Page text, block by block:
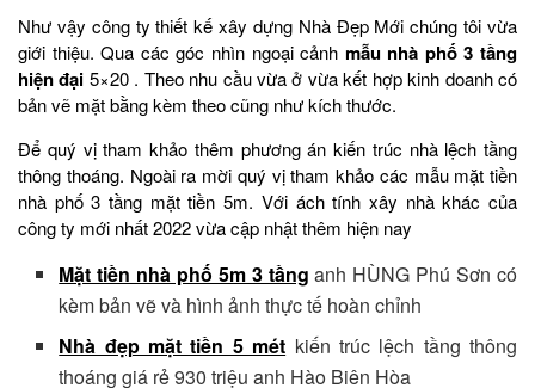
Như vậy công ty thiết kế xây dựng Nhà Đẹp Mới chúng tôi vừa
giới thiệu. Qua các góc nhìn ngoại cảnh mẫu nhà phố 3 tầng
hiện đại 5×20 . Theo nhu cầu vừa ở vừa kết hợp kinh doanh có
bản vẽ mặt bằng kèm theo cũng như kích thước.
Để quý vị tham khảo thêm phương án kiến trúc nhà lệch tầng
thông thoáng. Ngoài ra mời quý vị tham khảo các mẫu mặt tiền
nhà phố 3 tầng mặt tiền 5m. Với ách tính xây nhà khác của
công ty mới nhất 2022 vừa cập nhật thêm hiện nay
Mặt tiền nhà phố 5m 3 tầng anh HÙNG Phú Sơn có
kèm bản vẽ và hình ảnh thực tế hoàn chỉnh
Nhà đẹp mặt tiền 5 mét kiến trúc lệch tầng thông
thoáng giá rẻ 930 triệu anh Hào Biên Hòa